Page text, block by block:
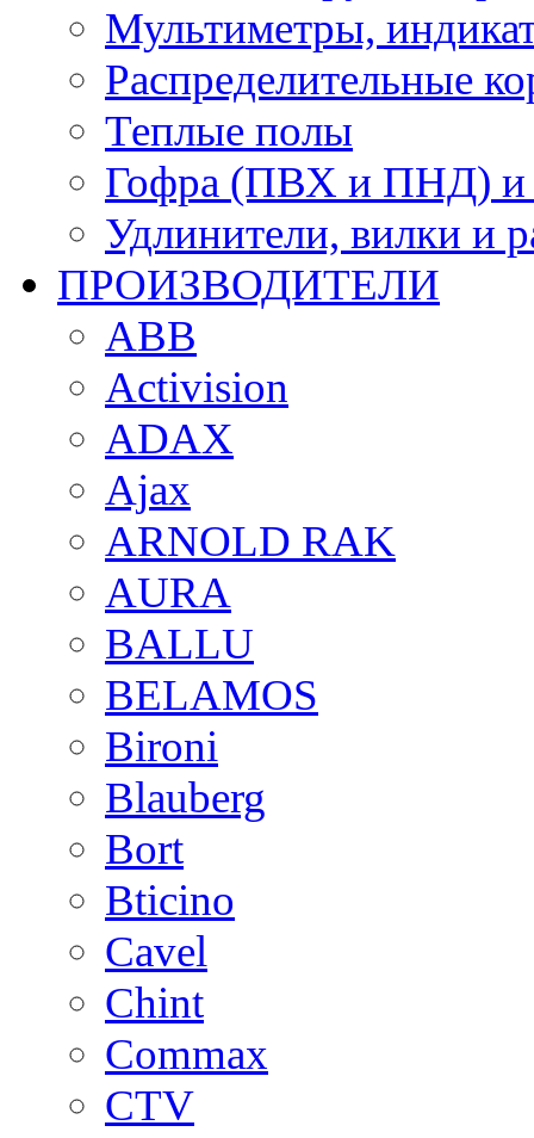
Мультиметры,
Распределительные
Теплые полы
Гофра (ПВХ и ПНД) и
Удлинители, вилки и
ПРОИЗВОДИТЕЛИ
ABB
Activision
ADAX
Ajax
ARNOLD RAK
AURA
BALLU
BELAMOS
Bironi
Blauberg
Bort
Bticino
Cavel
Chint
Commax
CTV